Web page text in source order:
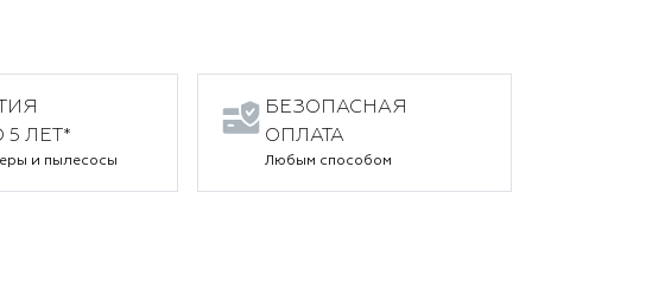
5 ЛЕТ*
и пылесосы
БЕЗОПАСНАЯ
ОПЛАТА
Любым способом